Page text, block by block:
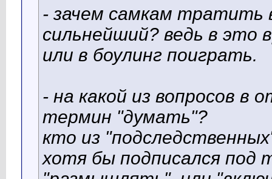
- зачем самкам тратить
сильнейший? ведь в это
или в боулинг поиграть.
- на какой из вопросов
термин "думать"?
кто из
хотя бы подписался